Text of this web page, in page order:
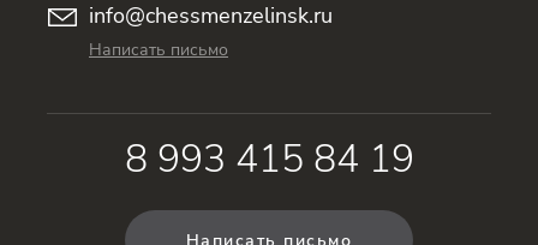
info@chessmenzelinsk.ru
Написать письмо
8 993 415 84 19